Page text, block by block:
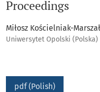
Proceedings
Miłosz Kościelniak-Marszał
Uniwersytet Opolski (Polska)
pdf (Polish)